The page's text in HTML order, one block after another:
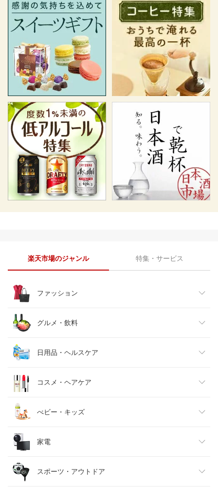
楽天市場のジャンル 特集・サービス
ファッション
レディースファッション
メンズファッション
キッズファッション
ベビーファッション
インナー・下着・ナイトウェア
バッグ・小物・ブランド雑貨
グルメ・飲料
食品
スイーツ・お菓子
水・ソフトドリンク
ビール・洋酒
ワイン
日用品・ヘルスケア
日用品雑貨・文房具・手芸
ダイエット・健康
医薬品・コンタクト・介護
コスメ・ヘアケア
美容・コスメ・香水
べビー・キッズ
キッズ・ベビー・マタニティ
おもちゃ
家電
家電
スポーツ・アウトドア